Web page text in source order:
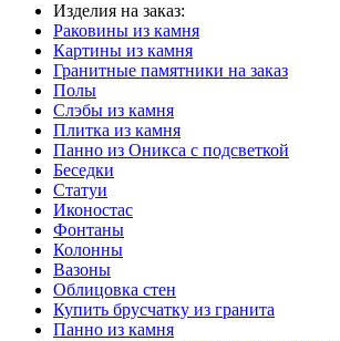
Изделия на заказ:
Раковины из камня
Картины из камня
Гранитные памятники на заказ
Полы
Слэбы из камня
Плитка из камня
Панно из Оникса с подсветкой
Беседки
Статуи
Иконостас
Фонтаны
Колонны
Вазоны
Облицовка стен
Купить брусчатку из гранита
Панно из камня